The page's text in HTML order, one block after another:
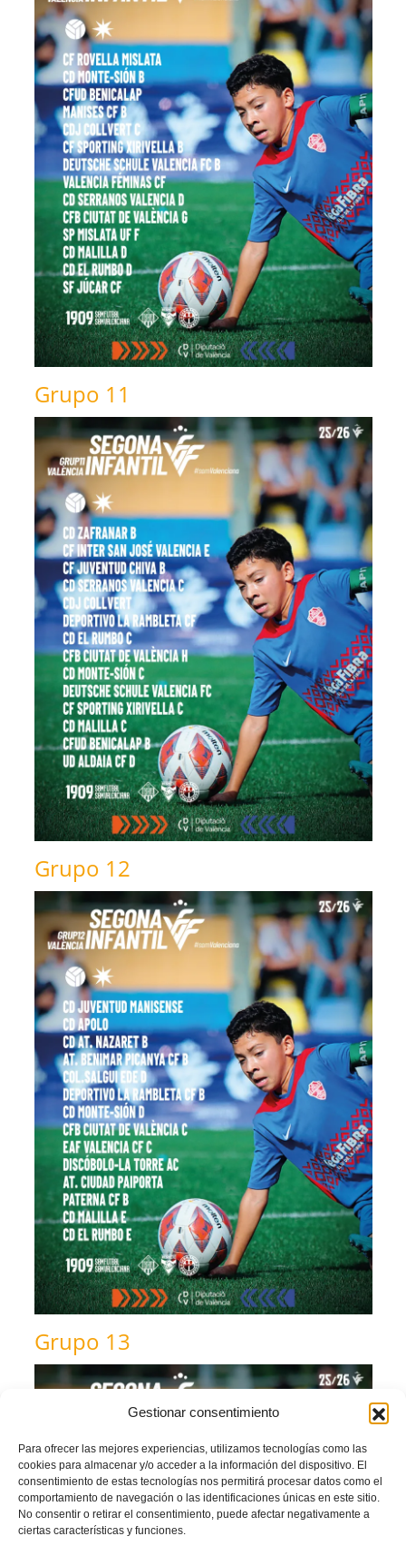
Gestionar consentimiento
Para ofrecer las mejores experiencias, utilizamos tecnologías como las
cookies para almacenar y/o acceder a la información del dispositivo. El
consentimiento de estas tecnologías nos permitirá procesar datos como el
comportamiento de navegación o las identificaciones únicas en este sitio.
No consentir o retirar el consentimiento, puede afectar negativamente a
ciertas características y funciones.
Grupo 11
Grupo 12
Grupo 13